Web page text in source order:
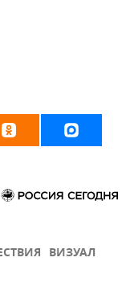
ВИЗУАЛ